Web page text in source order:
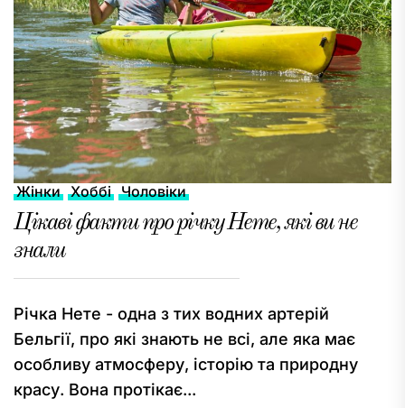
Жінки Хоббі Чоловіки
Цікаві факти про річку Нете, які ви не
знали
Річка Нете - одна з тих водних артерій
Бельгії, про які знають не всі, але яка має
особливу атмосферу, історію та природну
красу. Вона протікає...